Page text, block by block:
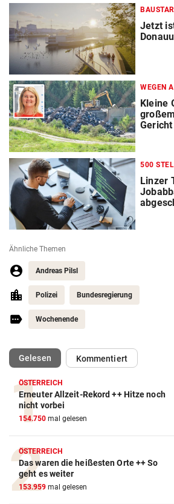
Jetzt
WEGEN
Kleine
Gericht
500
Linzer
Ähnliche Themen
Andreas Pilsl
Polizei Bundesregierung
Wochenende
Gelesen(ausgewählt)Kommentiert
ÖSTERREICH
Erneuter Allzeit-Rekord ++ Hitze noch
nicht vorbei
154.750 mal gelesen
ÖSTERREICH
Das waren die heißesten Orte ++ So
geht es weiter
153.959 mal gelesen